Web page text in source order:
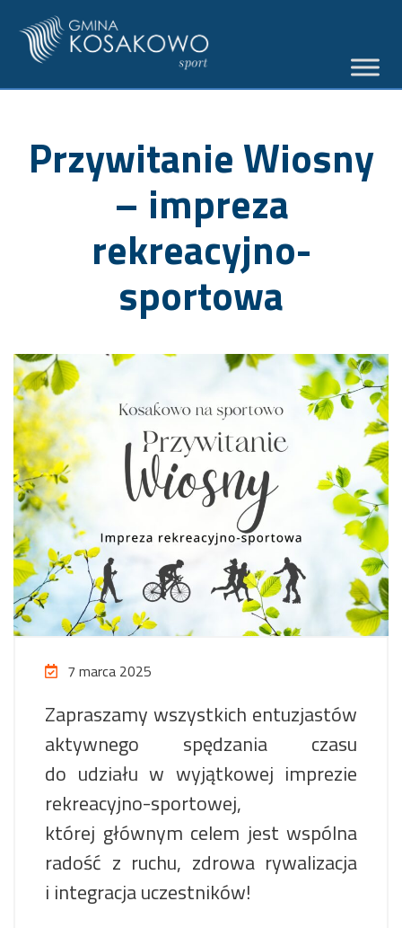
Przywitanie Wiosny
– impreza
rekreacyjno-
sportowa
7 marca 2025
Zapraszamy wszystkich entuzjastów
aktywnego spędzania czasu
do udziału w wyjątkowej imprezie
rekreacyjno-sportowej,
której głównym celem jest wspólna
radość z ruchu, zdrowa rywalizacja
i integracja uczestników!